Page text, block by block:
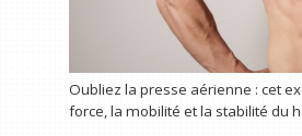
Oubliez la presse aérienne : cet
force, la mobilité et la stabilité du